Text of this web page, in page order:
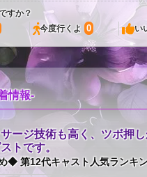
すか？
今度行くよ 0 い
情報-
ージ技術も高く、ツボ押
トです。
◆ 第12代キャスト人気ランキ